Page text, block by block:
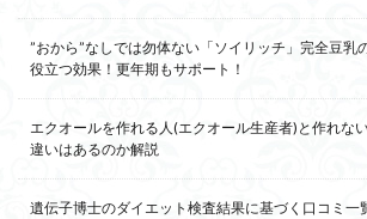
”おから”なしでは勿体ない「ソイリッチ」完全豆乳
役立つ効果！更年期もサポート！
エクオールを作れる人(エクオール生産者)と作れな
違いはあるのか解説
遺伝子博士のダイエット検査結果に基づく口コミ一